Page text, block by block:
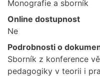
Monografie a sborník
Online dostupnost
Ne
Podrobnosti o
Sborník z konference
pedagogiky v teorii i